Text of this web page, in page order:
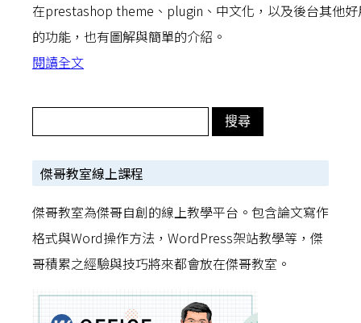
在prestashop theme、plugin、中文化，以及後台其他好
的功能，也有圖解與簡單的介紹。
閱讀全文
傑哥教室線上課程
傑哥教室為傑哥自創的線上教學平台。包含論文寫作
格式與Word操作方法，WordPress架站教學等，傑
哥積累之經驗與技巧將來都會放在傑哥教室。